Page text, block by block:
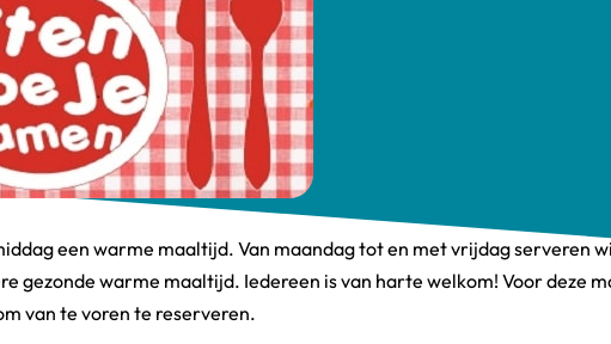
een warme maaltijd. Van maandag tot en met vrijdag serveren
gezonde warme maaltijd. Iedereen is van harte welkom! Voor deze
van te voren te reserveren.